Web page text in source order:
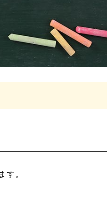
文
解釈
葉
す。